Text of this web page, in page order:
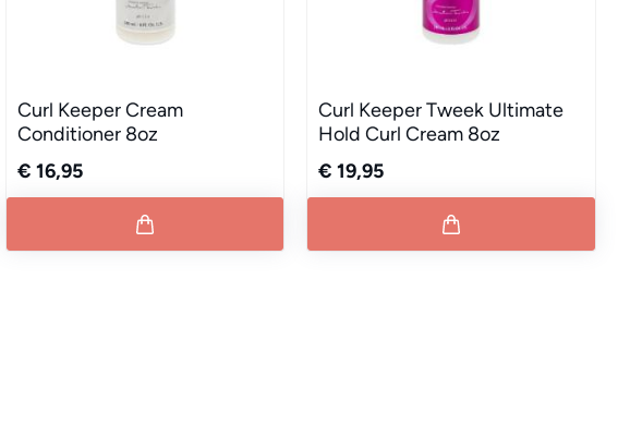
Curl Keeper Cream
Conditioner 8oz
€ 16,95
Curl Keeper Tweek Ultimate
Hold Curl Cream 8oz
€ 19,95